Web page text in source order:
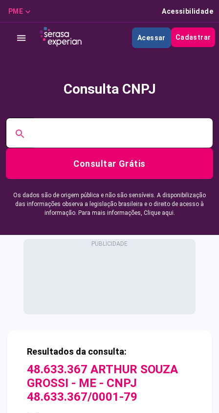
PME Acessibilidade
Acessar Cadastrar
Consulta CNPJ
Consultar Grátis
Os dados são de origem pública e não são sensíveis. A disponibilização
das informações observa a legislação brasileira e o direito de acesso à
informação. Para mais informações, Clique aqui.
Resultados da consulta:
48.633.367 ARTHUR SOUZA
GROSSI - ME - CNPJ
48.633.367/0001-79